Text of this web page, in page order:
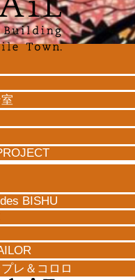
BISHU
レ＆コロロ